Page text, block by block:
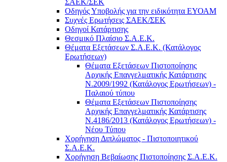
ΣΑΕΚ/ΣΕΚ
Οδηγός Υποβολής για την ειδικότητα ΕΥΟΑΜ
Συχνές Ερωτήσεις ΣΑΕΚ/ΣΕΚ
Οδηγοί Κατάρτισης
Θεσμικό Πλαίσιο Σ.Α.Ε.Κ.
Θέματα Εξετάσεων Σ.Α.Ε.Κ. (Κατάλογος
Ερωτήσεων)
Θέματα Εξετάσεων Πιστοποίησης
Αρχικής Επαγγελματικής Κατάρτισης
Ν.2009/1992 (Κατάλογος Ερωτήσεων) -
Παλαιού τύπου
Θέματα Εξετάσεων Πιστοποίησης
Αρχικής Επαγγελματικής Κατάρτισης
Ν.4186/2013 (Κατάλογος Ερωτήσεων) -
Νέου Τύπου
Χορήγηση Διπλώματος - Πιστοποιητικού
Σ.Α.Ε.Κ.
Χορήγηση Βεβαίωσης Πιστοποίησης Σ.Α.Ε.Κ.